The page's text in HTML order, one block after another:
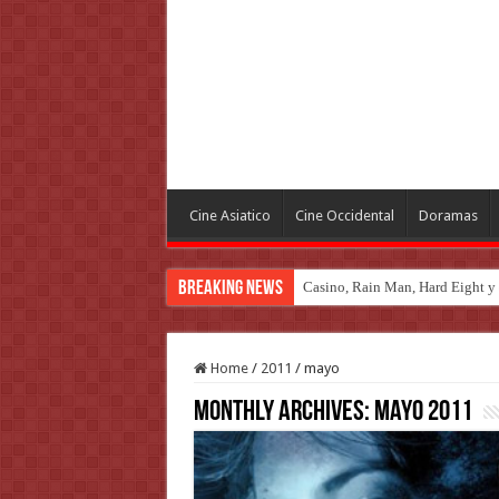
Cine Asiatico Cine Occidental Doramas
Breaking News Casino, Rain Man, Hard Eight y
Introducción al maravilloso
Home / 2011 / mayo
Monthly Archives: mayo 2011